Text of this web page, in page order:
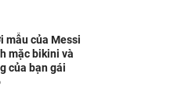
mẫu của Messi
mặc bikini và
của bạn gái